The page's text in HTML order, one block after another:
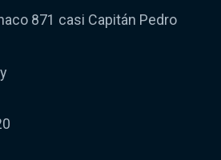
871 casi Capitán Pedro